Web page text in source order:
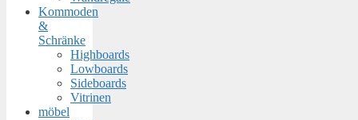
Kommoden
&
Schränke
Highboards
Lowboards
Sideboards
Vitrinen
möbel